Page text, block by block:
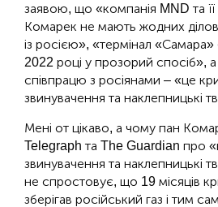
заявою, що «компанія MND та
Комарек не мають жодних
із росією», «термінал
2022 році у прозорий спосіб»,
співпрацю з росіянами – «це
звинувачення та наклепницькі
Мені от цікаво, а чому пан
Telegraph та The Guardian про
звинувачення та наклепницькі
не спростовує, що 19 місяців
зберігав російський газ і тим